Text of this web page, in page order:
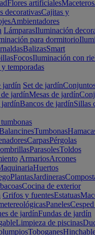
Flores artificialesMaceteros
decorativasCajitas y
Ambientadores
LámparasIluminación
para dormitorio
BalizasSmart
FocosIluminación con
temporadas
jardín Set de jardín
jardínMesas de jardín
jardínBancos de jardínSillas
Tumbonas
CarpasPérgolas
ParasolesToldos
ArmariosArcones
Huertos
PlantasJardineras
Cocina de exterior
Grifos y fuentesEstatuas
Paneles
de jardínFundas de jardín
Limpieza de piscinas
Toboganes